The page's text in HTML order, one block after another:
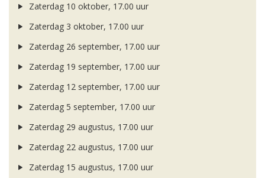
Zaterdag 10 oktober, 17.00 uur
Zaterdag 3 oktober, 17.00 uur
Zaterdag 26 september, 17.00 uur
Zaterdag 19 september, 17.00 uur
Zaterdag 12 september, 17.00 uur
Zaterdag 5 september, 17.00 uur
Zaterdag 29 augustus, 17.00 uur
Zaterdag 22 augustus, 17.00 uur
Zaterdag 15 augustus, 17.00 uur